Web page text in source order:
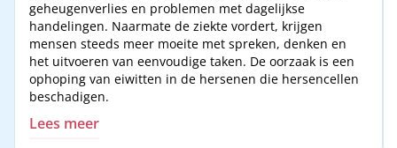
geheugenverlies en problemen met dagelijkse
handelingen. Naarmate de ziekte vordert, krijgen
mensen steeds meer moeite met spreken, denken en
het uitvoeren van eenvoudige taken. De oorzaak is een
ophoping van eiwitten in de hersenen die hersencellen
beschadigen.
Lees meer